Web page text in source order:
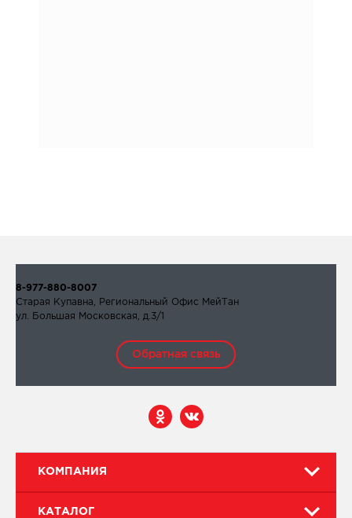
КОМПАНИЯ
КАТАЛОГ
8-977-880-8007
Старая Купавна, Региональный Офис МейТан
ул. Большая Московская, д.3/1
Обратная связь